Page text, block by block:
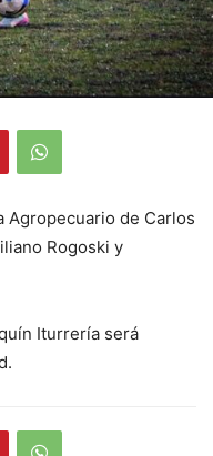
Agropecuario de Carlos
Rogoski y
Iturrería será